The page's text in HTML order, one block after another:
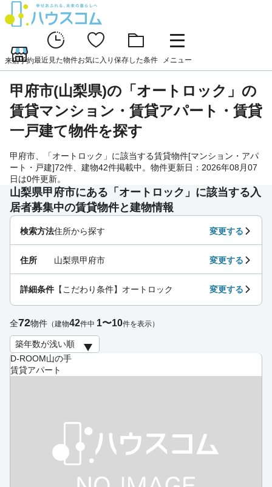
来店予約最近見た物件お気に入り 保存した条件 メニュー
甲府市(山梨県)の「オートロック」の
賃貸マンション・賃貸アパート・賃貸
一戸建て物件を探す
甲府市、「オートロック」に該当する賃貸物件[マンション・アパ
ート・戸建]72件、建物42件掲載中。物件更新日：2026年08月07
日は0件更新。
山梨県甲府市にある「オートロック」に該当する入
居者募集中の賃貸物件と建物情報
D-ROOM山の手
賃貸アパート
検索方法住所から探す 変更する
住所 山梨県甲府市 変更する
詳細条件 【こだわり条件】オートロック 変更する
全72物件 （建物42件中 1〜10件を表示）